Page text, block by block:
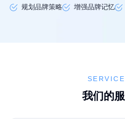
规划品牌策略 增强品牌记忆
我们的